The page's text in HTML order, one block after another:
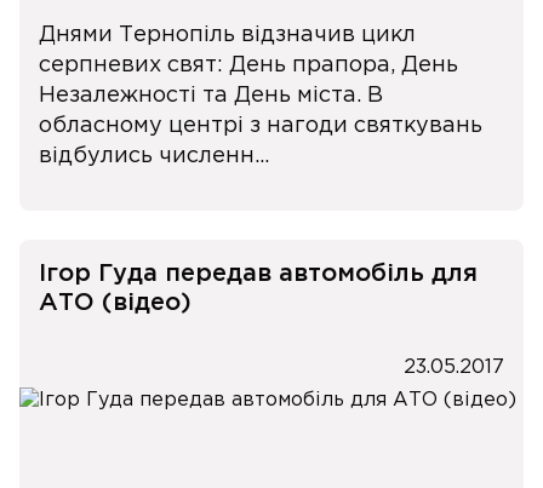
Днями Тернопіль відзначив цикл
серпневих свят: День прапора, День
Незалежності та День міста. В
обласному центрі з нагоди святкувань
відбулись численн...
Ігор Гуда передав автомобіль для
АТО (відео)
23.05.2017